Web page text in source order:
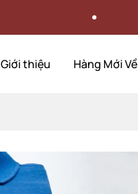
Giới thiệu Hàng Mới Về